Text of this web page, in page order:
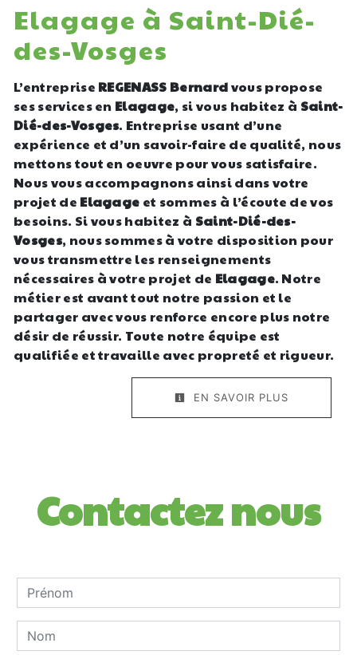
Elagage à Saint-Dié-
des-Vosges
L’entreprise REGENASS Bernardvous propose
ses services en Elagage, si vous habitez à Saint-
Dié-des-Vosges. Entreprise usant d’une
expérience et d’un savoir-faire de qualité, nous
mettons tout en oeuvre pour vous satisfaire.
Nous vous accompagnons ainsi dans votre
projet de Elagage et sommes à l’écoute de vos
besoins. Si vous habitez à Saint-Dié-des-
Vosges, nous sommes à votre disposition pour
vous transmettre les renseignements
nécessaires à votre projet de Elagage. Notre
métier est avant tout notre passion et le
partager avec vous renforce encore plus notre
désir de réussir. Toute notre équipe est
qualifiée et travaille avec propreté et rigueur.
EN SAVOIR PLUS
Contactez nous